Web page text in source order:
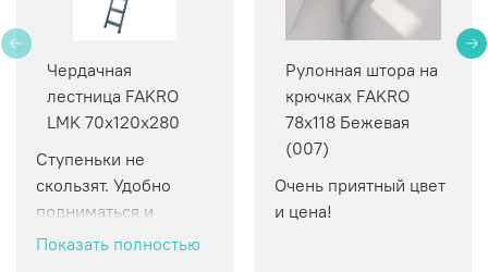
Чердачная
лестница FAKRO
LMK 70х120х280
Ступеньки не
скользят. Удобно
подниматься и
спускаться.
Показать полностью
Рулонная штора на
крючках FAKRO
78х118 Бежевая
(007)
Очень приятный цвет
и цена!